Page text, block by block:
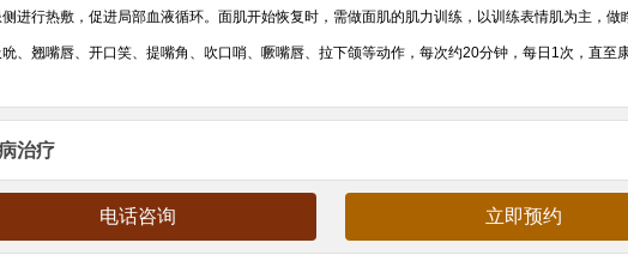
进行热敷，促进局部血液循环。面肌开始恢复时，需做面肌的肌力训练，以训练表情肌为主，做
、翘嘴唇、开口笑、提嘴角、吹口哨、噘嘴唇、拉下颌等动作，每次约20分钟，每日1次，直至康
治疗
电话咨询 立即预约